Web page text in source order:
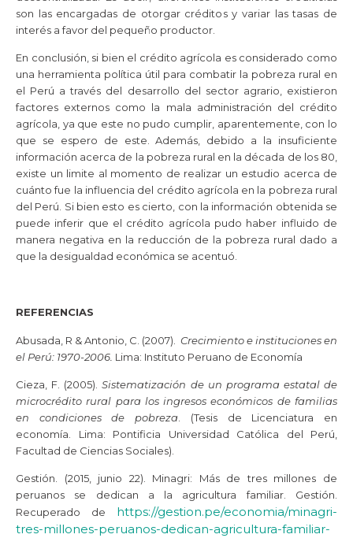
son las encargadas de otorgar créditos y variar las tasas de
interés a favor del pequeño productor.
En conclusión, si bien el crédito agrícola es considerado como
una herramienta política útil para combatir la pobreza rural en
el Perú a través del desarrollo del sector agrario, existieron
factores externos como la mala administración del crédito
agrícola, ya que este no pudo cumplir, aparentemente, con lo
que se espero de este. Además, debido a la insuficiente
información acerca de la pobreza rural en la década de los 80,
existe un limite al momento de realizar un estudio acerca de
cuánto fue la influencia del crédito agrícola en la pobreza rural
del Perú. Si bien esto es cierto, con la información obtenida se
puede inferir que el crédito agrícola pudo haber influido de
manera negativa en la reducción de la pobreza rural dado a
que la desigualdad económica se acentuó.
REFERENCIAS
Abusada, R & Antonio, C. (2007). Crecimiento e instituciones en
el Perú: 1970-2006. Lima: Instituto Peruano de Economía
Cieza, F. (2005).Sistematización de un programa estatal de
microcrédito rural para los ingresos económicos de familias
en condiciones de pobreza . (Tesis de Licenciatura en
economía. Lima: Pontificia Universidad Católica del Perú,
Facultad de Ciencias Sociales).
Gestión. (2015, junio 22). Minagri: Más de tres millones de
peruanos se dedican a la agricultura familiar. Gestión.
Recuperado de https://gestion.pe/economia/minagri-
tres-millones-peruanos-dedican-agricultura-familiar-